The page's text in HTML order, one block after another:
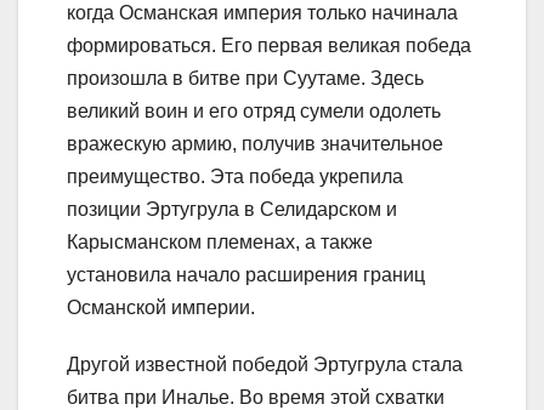
когда Османская империя только начинала
формироваться. Его первая великая победа
произошла в битве при Суутаме. Здесь
великий воин и его отряд сумели одолеть
вражескую армию, получив значительное
преимущество. Эта победа укрепила
позиции Эртугрула в Селидарском и
Карысманском племенах, а также
установила начало расширения границ
Османской империи.
Другой известной победой Эртугрула стала
битва при Иналье. Во время этой схватки